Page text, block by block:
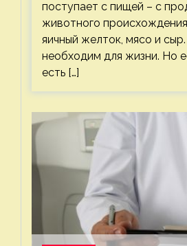
поступает с пищей – с
животного
яичный желток, мясо и
необходим для жизни. Но
есть […]